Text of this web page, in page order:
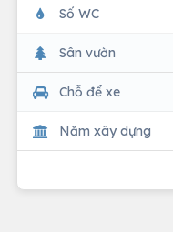
Số WC
Sân vườn
Chỗ để xe
Năm xây dựng